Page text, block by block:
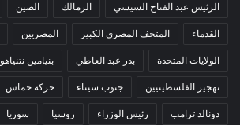
الرئيس عبد الفتاح السيسي الزمالك الصين
القدماء المتحف المصري الكبير المصريين
الولايات المتحدة بدر عبد العاطي بنيامين نتنياهو
تهجير الفلسطينيين جنوب سيناء حركة حماس
دونالد ترامب رئيس الوزراء روسيا سوريا